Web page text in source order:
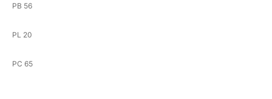
PB 56
PL 20
PC 65